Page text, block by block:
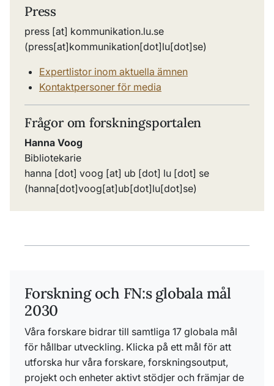
Press
press [at] kommunikation.lu.se
(press[at]kommunikation[dot]lu[dot]se)
Expertlistor inom aktuella ämnen
Kontaktpersoner för media
Frågor om forskningsportalen
Hanna Voog
Bibliotekarie
hanna [dot] voog [at] ub [dot] lu [dot] se
(hanna[dot]voog[at]ub[dot]lu[dot]se)
Forskning och FN:s globala mål
2030
Våra forskare bidrar till samtliga 17 globala mål
för hållbar utveckling. Klicka på ett mål för att
utforska hur våra forskare, forskningsoutput,
projekt och enheter aktivt stödjer och främjar de